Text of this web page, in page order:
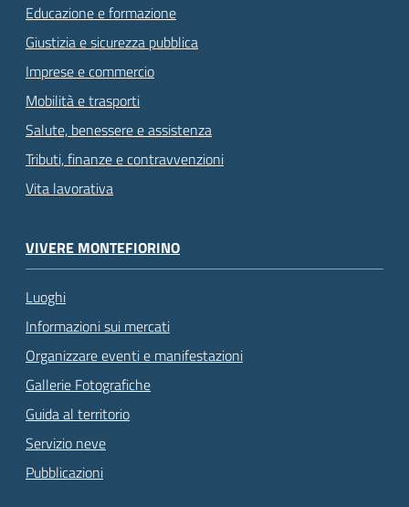
Educazione e formazione
Giustizia e sicurezza pubblica
Imprese e commercio
Mobilità e trasporti
Salute, benessere e assistenza
Tributi, finanze e contravvenzioni
Vita lavorativa
VIVERE MONTEFIORINO
Luoghi
Informazioni sui mercati
Organizzare eventi e manifestazioni
Gallerie Fotografiche
Guida al territorio
Servizio neve
Pubblicazioni